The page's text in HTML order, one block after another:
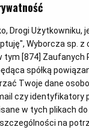
LUBLIN
ŁÓDŹ
OLSZTYN
OPOLE
PUBLIO.PL
DZIECKO
ZDROWIE
gotował
ibn Chalify
restauracji
Plaza w
dla szejka,
kuchnię i
Drogi Użytkowniku,
Wyborcza sp. z
tym [874] Zaufanych
spółką
Twoje dane
czy identyfikatory
w tych plikach
na